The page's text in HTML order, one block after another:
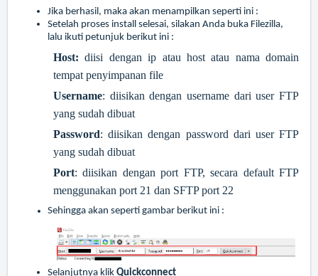
Jika berhasil, maka akan menampilkan seperti ini :
Setelah proses install selesai, silakan Anda buka Filezilla,
lalu ikuti petunjuk berikut ini :
Host: diisi dengan ip atau host atau nama domain
tempat penyimpanan file
Username: diisikan dengan username dari user FTP
yang sudah dibuat
Password: diisikan dengan password dari user FTP
yang sudah dibuat
Port: diisikan dengan port FTP, secara default FTP
menggunakan port 21 dan SFTP port 22
Sehingga akan seperti gambar berikut ini :
Selanjutnya klik Quickconnect